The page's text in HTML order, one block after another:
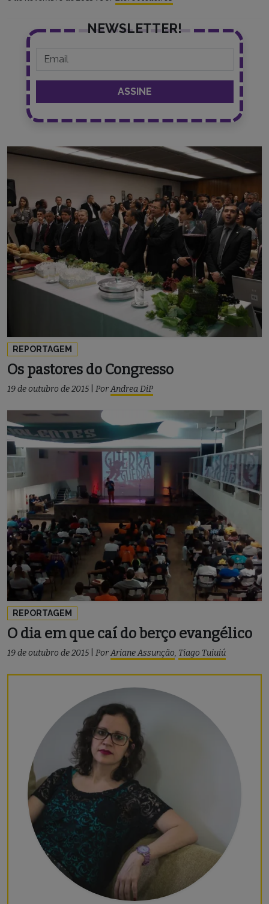
NEWSLETTER!
REPORTAGEM
Os pastores do Congresso
19 de outubro de 2015 PorAndrea DiP
REPORTAGEM
O dia em que caí do berço evangélico
19 de outubro de 2015 PorAriane Assunção, Tiago Tuiuiú